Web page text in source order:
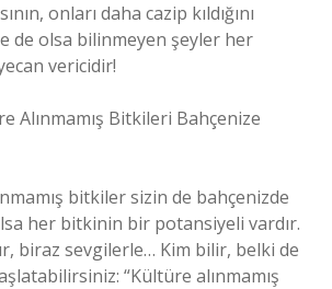
onları daha cazip kıldığını
de olsa bilinmeyen şeyler her
vericidir!
Alınmamış Bitkileri Bahçenize
bitkiler sizin de bahçenizde
her bitkinin bir potansiyeli vardır.
biraz sevgilerle… Kim bilir, belki de
“Kültüre alınmamış